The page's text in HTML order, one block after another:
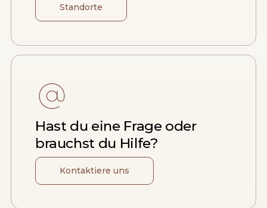
Standorte
Hast du eine Frage oder
brauchst du Hilfe?
Kontaktiere uns